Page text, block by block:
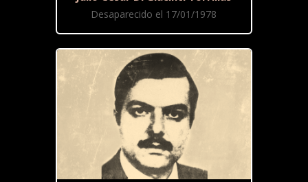
Desaparecido el 17/01/1978